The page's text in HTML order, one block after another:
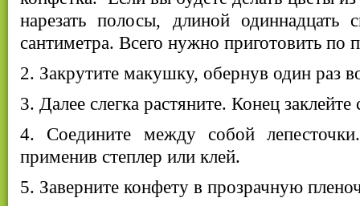
нарезать полосы, длиной
сантиметра. Всего нужно приготовить по
2. Закрутите макушку, обернув один раз
3. Далее слегка растяните. Конец
4. Соедините между собой
применив степлер или клей.
5. Заверните конфету в прозрачную